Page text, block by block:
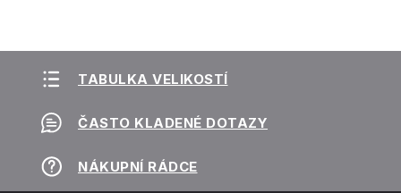
TABULKA VELIKOSTÍ
ČASTO KLADENÉ DOTAZY
NÁKUPNÍ RÁDCE